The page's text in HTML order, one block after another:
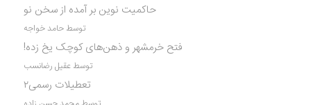
حاکمیت نوین بر آمده از سخن نو
توسط حامد خواجه
فتح خرمشهر و ذهن‌های کوچک یخ زده!
توسط عقیل رضانسب
تعطیلات رسمی۲